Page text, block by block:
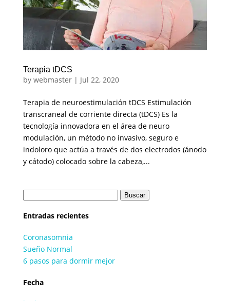
Terapia tDCS
by webmaster| Jul 22, 2020
Terapia de neuroestimulación tDCS Estimulación
transcraneal de corriente directa (tDCS) Es la
tecnología innovadora en el área de neuro
modulación, un método no invasivo, seguro e
indoloro que actúa a través de dos electrodos (ánodo
y cátodo) colocado sobre la cabeza,...
Entradas recientes
Coronasomnia
Sueño Normal
6 pasos para dormir mejor
Fecha